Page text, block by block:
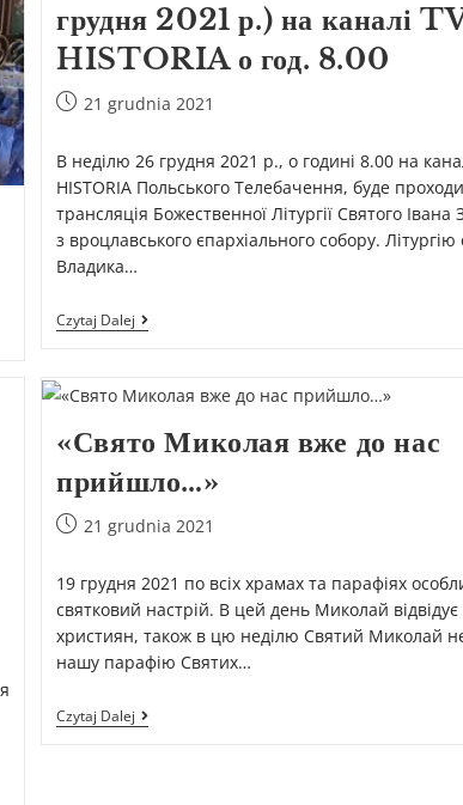
грудня 2021 р.) на каналі
HISTORIA о год. 8.00
21 grudnia 2021
В неділю 26 грудня 2021 р., о годині 8.00 на
HISTORIA Польського Телебачення, буде
трансляція Божественної Літургії Святого Івана
з вроцлавського єпархіального собору.
Владика…
Czytaj Dalej
«Свято Миколая вже до нас
прийшло…»
21 grudnia 2021
19 грудня 2021 по всіх храмах та парафіях
святковий настрій. В цей день Миколай відвідує
християн, також в цю неділю Святий Миколай
нашу парафію Святих…
Czytaj Dalej